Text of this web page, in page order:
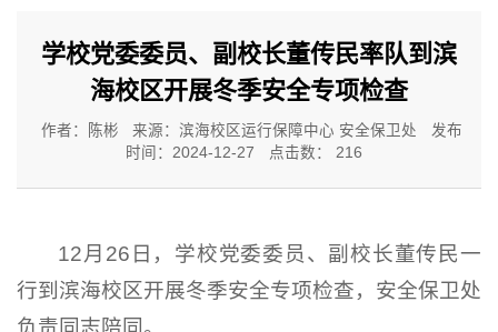
学校党委委员、副校长董传民率队到滨
海校区开展冬季安全专项检查
作者：陈彬 来源：滨海校区运行保障中心 安全保卫处
发布
时间：2024-12-27
点击数： 216
12月26日，学校党委委员、副校长董传民一
行到滨海校区开展冬季安全专项检查，安全保卫处